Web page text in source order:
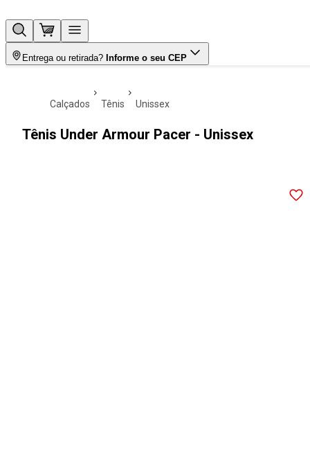
Entrega ou retirada? Informe o seu CEP
calçados tênis unissex
Tênis Under Armour Pacer - Unissex